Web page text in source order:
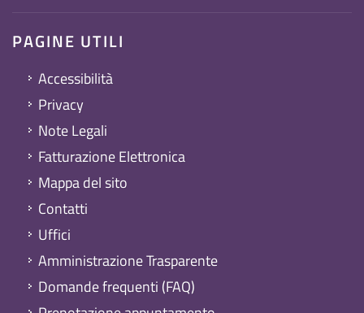
PAGINE UTILI
Accessibilità
Privacy
Note Legali
Fatturazione Elettronica
Mappa del sito
Contatti
Uffici
Amministrazione Trasparente
Domande frequenti (FAQ)